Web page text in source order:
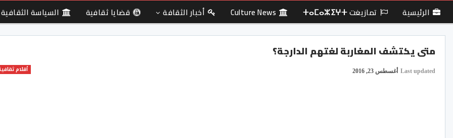
الرئيسية تمازيغت ⵜⴰⵎⴰⵣⵉⵖⵜ Culture News أخبار الثقافة قضايا ثقافية السياسة الثقافية
متى يكتشف المغاربة لغتهم الدارجة؟
أقلام Last updated أغسطس 23, 2016